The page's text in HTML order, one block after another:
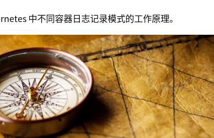
中不同容器日志记录模式的工作原理。